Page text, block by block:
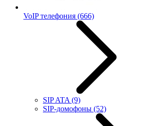
VoIP телефония (666)
SIP ATA (9)
SIP-домофоны (52)